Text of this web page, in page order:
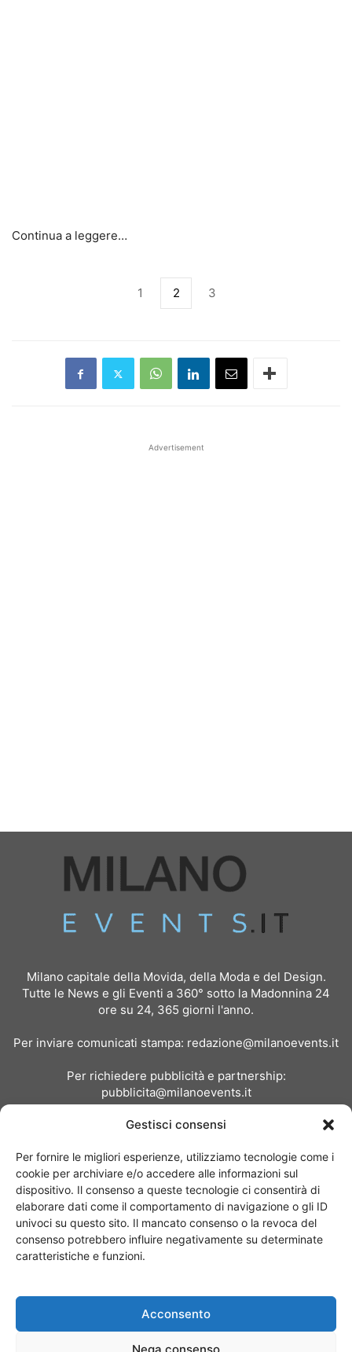
Gestisci consensi
Per fornire le migliori esperienze, utilizziamo tecnologie come i
cookie per archiviare e/o accedere alle informazioni sul
dispositivo. Il consenso a queste tecnologie ci consentirà di
elaborare dati come il comportamento di navigazione o gli ID
univoci su questo sito. Il mancato consenso o la revoca del
consenso potrebbero influire negativamente su determinate
caratteristiche e funzioni.
Acconsento
Nega consenso
Continua a leggere…
1 2 3
Advertisement
Milano capitale della Movida, della Moda e del Design.
Tutte le News e gli Eventi a 360° sotto la Madonnina 24
ore su 24, 365 giorni l'anno.
Per inviare comunicati stampa: redazione@milanoevents.it
Per richiedere pubblicità e partnership:
pubblicita@milanoevents.it
Chi siamo I Nostri Clienti
© Copyright 2017 - MilanoEvents.it© managed by